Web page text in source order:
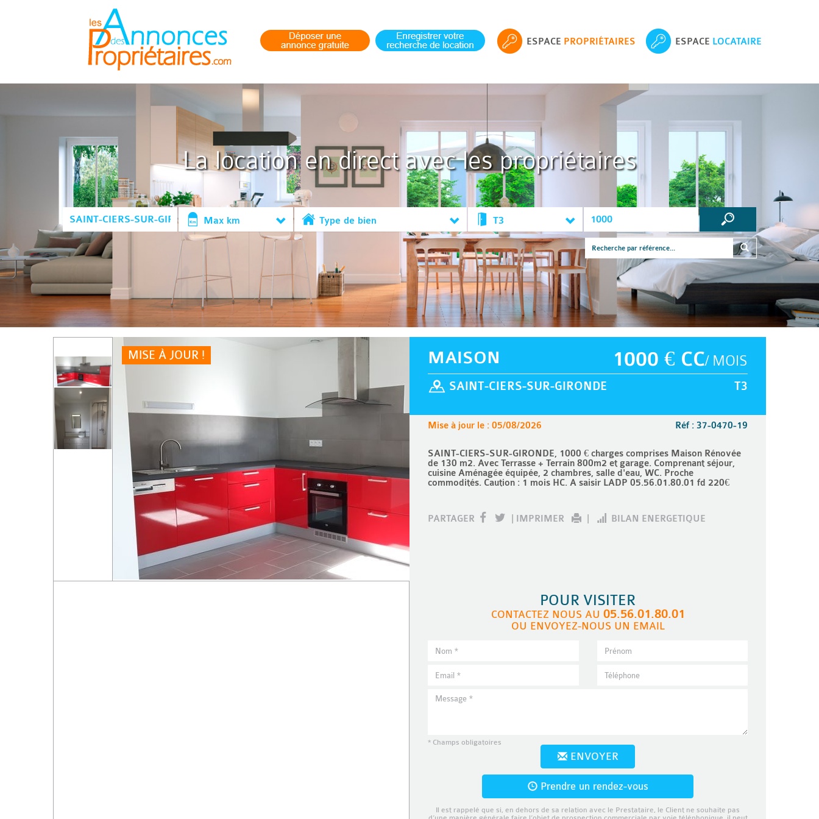
ESPACE PROPRIÉTAIRES ESPACE LOCATAIRE
La location en direct avec les propriétaires
Max km Type de bien T3
MISE À JOUR ! 1000 € CC/ MOIS
MAISON
T3
SAINT-CIERS-SUR-GIRONDE
Réf : 37-0470-19
Mise à jour le : 05/08/2026
SAINT-CIERS-SUR-GIRONDE, 1000 € charges comprises Maison Rénovée
de 130 m2. Avec Terrasse + Terrain 800m2 et garage. Comprenant séjour,
cuisine Aménagée équipée, 2 chambres, salle d'eau, WC. Proche
commodités. Caution : 1 mois HC. A saisir LADP 05.56.01.80.01 fd 220€
PARTAGER IMPRIMER BILAN ENERGETIQUE
POUR VISITER
CONTACTEZ NOUS AU 05.56.01.80.01
OU ENVOYEZ-NOUS UN EMAIL
* Champs obligatoires
ENVOYER
Prendre un rendez-vous
Il est rappelé que si, en dehors de sa relation avec le Prestataire, le Client ne souhaite pas